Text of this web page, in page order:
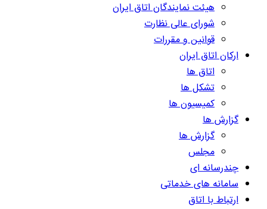
هیئت نمایندگان اتاق ایران
شورای عالی نظارت
قوانین و مقررات
ارکان اتاق ایران
اتاق ها
تشکل ها
کمیسیون ها
گزارش ها
گزارش ها
مجلس
چندرسانه ای
سامانه های خدماتی
ارتباط با اتاق